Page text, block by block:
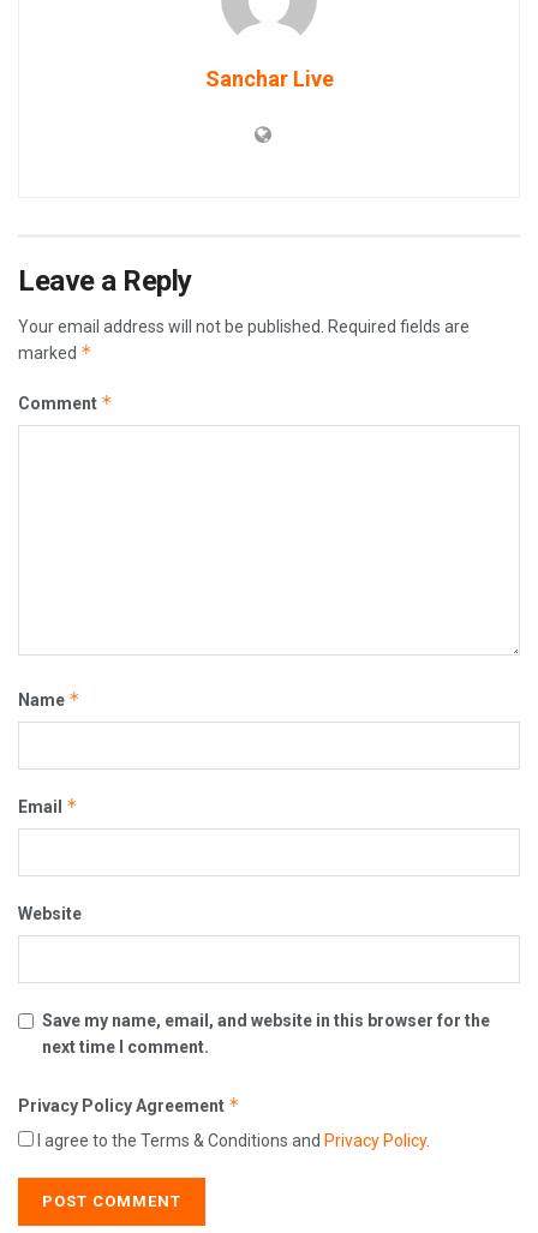
Sanchar Live
Leave a Reply
Your email address will not be published.
Required fields are
marked *
Comment *
Name *
Email *
Website
Save my name, email, and website in this browser for the
next time I comment.
Privacy Policy Agreement *
I agree to the Terms & Conditions and Privacy Policy.